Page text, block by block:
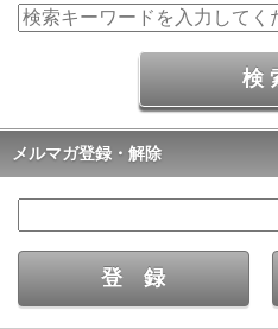
メルマガ登録・解除